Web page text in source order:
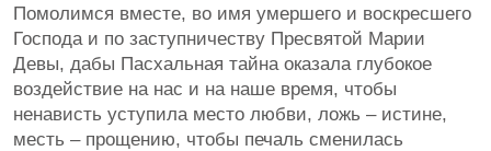
Помолимся вместе, во имя умершего и воскресшего
Господа и по заступничеству Пресвятой Марии
Девы, дабы Пасхальная тайна оказала глубокое
воздействие на нас и на наше время, чтобы
ненависть уступила место любви, ложь – истине,
месть – прощению, чтобы печаль сменилась